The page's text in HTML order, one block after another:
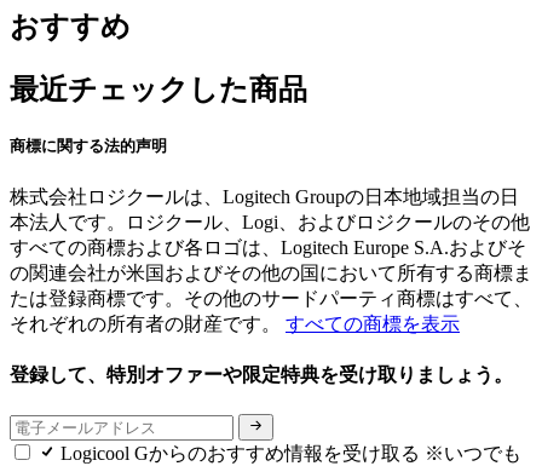
おすすめ
最近チェックした商品
商標に関する法的声明
株式会社ロジクールは、Logitech Groupの日本地域担当の日
本法人です。ロジクール、Logi、およびロジクールのその他
すべての商標および各ロゴは、Logitech Europe S.A.およびそ
の関連会社が米国およびその他の国において所有する商標ま
たは登録商標です。その他のサードパーティ商標はすべて、
それぞれの所有者の財産です。 すべての商標を表示
登録して、特別オファーや限定特典を受け取りましょう。
Logicool Gからのおすすめ情報を受け取る ※いつでも